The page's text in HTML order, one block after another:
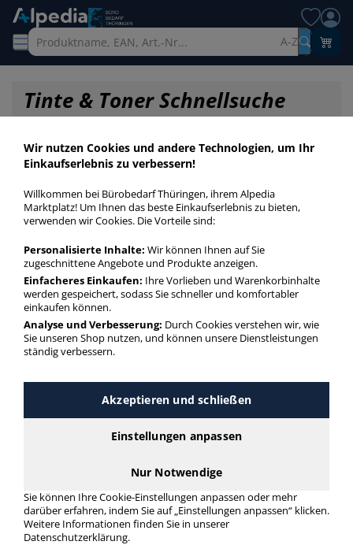
A-Z
Tinte & Toner Schnellsuche
Startseite »
Druckerpatronen Original
Druckerpatronen Original
Originale Druckerpatronen sind perfekt auf den Drucker
abgestimmt. Für beste Ergebnisse mit Ihrem
Tintenstrahldrucker bieten wir Original Tintenpatronen von
Druckerpatronen Original
mehr Infos zur Kategorie
Wir nutzen Cookies und andere Technologien, um Ihr
Einkaufserlebnis zu verbessern!
Willkommen bei Bürobedarf Thüringen, ihrem Alpedia
Marktplatz! Um Ihnen das beste Einkaufserlebnis zu bieten,
verwenden wir Cookies. Die Vorteile sind:
Personalisierte Inhalte: Wir können Ihnen auf Sie
zugeschnittene Angebote und Produkte anzeigen.
Einfacheres Einkaufen: Ihre Vorlieben und Warenkorbinhalte
werden gespeichert, sodass Sie schneller und komfortabler
einkaufen können.
Analyse und Verbesserung: Durch Cookies verstehen wir, wie
Sie unseren Shop nutzen, und können unsere Dienstleistungen
ständig verbessern.
Akzeptieren und schließen
Einstellungen anpassen
Nur Notwendige
Sie können Ihre Cookie-Einstellungen anpassen oder mehr
darüber erfahren, indem Sie auf „Einstellungen anpassen“ klicken.
Weitere Informationen finden Sie in unserer
Datenschutzerklärung.